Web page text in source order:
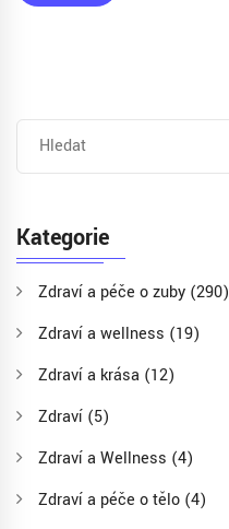
Kategorie
Zdraví a péče o zuby (290)
Zdraví a wellness (19)
Zdraví a krása (12)
Zdraví (5)
Zdraví a Wellness (4)
Zdraví a péče o tělo (4)